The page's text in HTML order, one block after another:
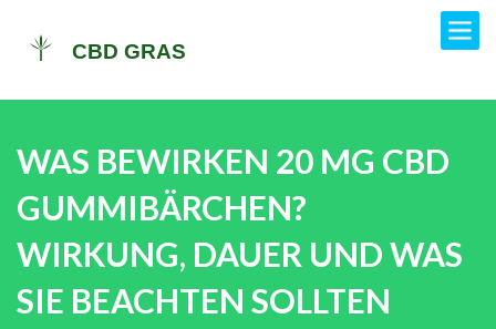
WAS BEWIRKEN 20 MG CBD
GUMMIBÄRCHEN?
WIRKUNG, DAUER UND WAS
SIE BEACHTEN SOLLTEN